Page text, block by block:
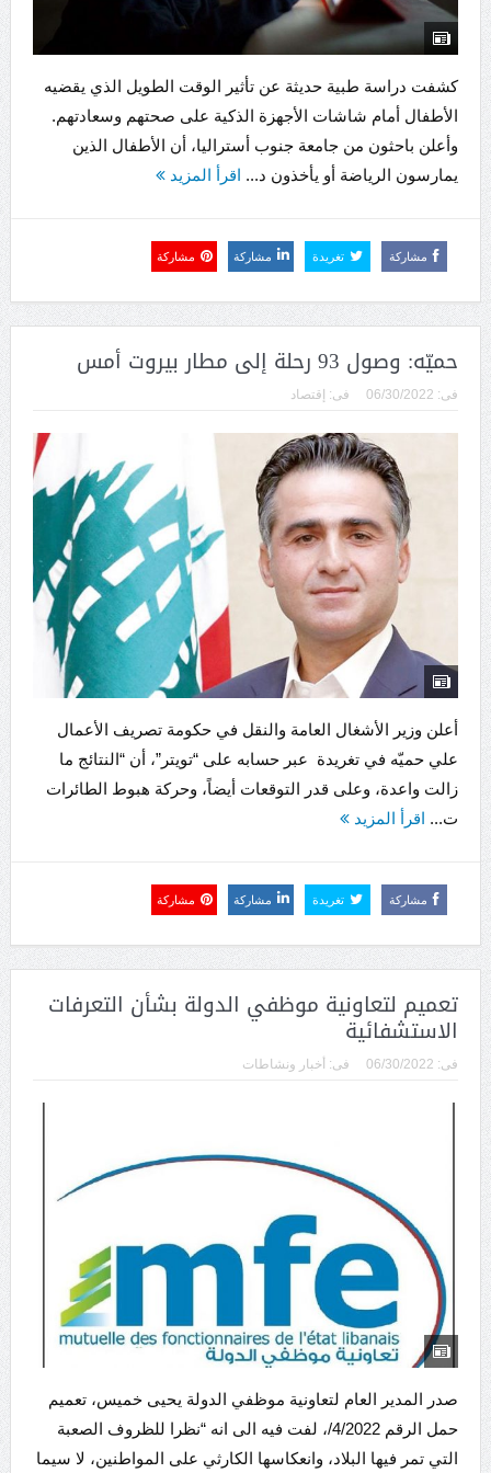
كشفت دراسة طبية حديثة عن تأثير الوقت الطويل الذي يقضيه
الأطفال أمام شاشات الأجهزة الذكية على صحتهم وسعادتهم.
وأعلن باحثون من جامعة جنوب أستراليا، أن الأطفال الذين
يمارسون الرياضة أو يأخذون د... اقرأ المزيد
مشاركة تغريدة مشاركة مشاركة
حميّه: وصول 93 رحلة إلى مطار بيروت أمس
فى: 06/30/2022 فى: إقتصاد
أعلن وزير الأشغال العامة والنقل في حكومة تصريف الأعمال
علي حميّه في تغريدة عبر حسابه على “تويتر”، أن “النتائج ما
زالت واعدة، وعلى قدر التوقعات أيضاً، وحركة هبوط الطائرات
ت... اقرأ المزيد
مشاركة تغريدة مشاركة مشاركة
تعميم لتعاونية موظفي الدولة بشأن التعرفات
الاستشفائية
فى: 06/30/2022 فى: أخبار ونشاطات
صدر المدير العام لتعاونية موظفي الدولة يحيى خميس، تعميم
حمل الرقم 4/2022/، لفت فيه الى انه “نظرا للظروف الصعبة
التي تمر فيها البلاد، وانعكاسها الكارثي على المواطنين، لا سيما